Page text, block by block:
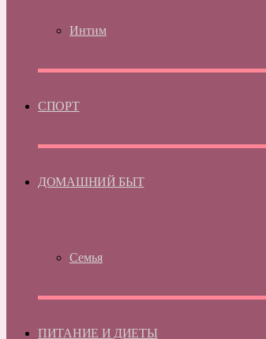
Интим
СПОРТ
ДОМАШНИЙ БЫТ
Семья
ПИТАНИЕ И ДИЕТЫ